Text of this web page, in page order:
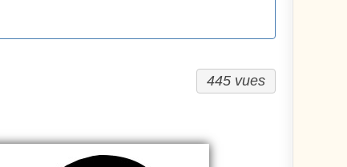
445 vues